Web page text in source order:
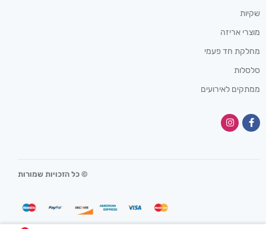
שקיות
מוצרי אריזה
מחלקת חד פעמי
סלסלות
ממתקים לאירועים
© כל הזכויות שמורות